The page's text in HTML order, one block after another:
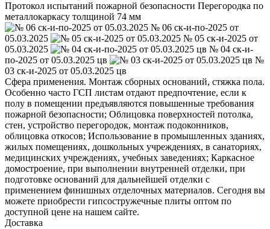
Протокол испытаний пожарной безопасности Перегородка по
металлокаркасу толщиной 74 мм
№ 06 ск-и-по-2025 от
05.03.2025
№ 05 ск-и-2025 от
05.03.2025
№ 04 ск-и-
по-2025 от 05.03.2025 цв
№
03 ск-и-2025 от 05.03.2025 цв
Сфера применения. Монтаж сборных оснований, стяжка пола.
Особенно часто ГСП листам отдают предпочтение, если к
полу в помещении предъявляются повышенные требования
пожарной безопасности; Облицовка поверхностей потолка,
стен, устройство перегородок, монтаж подоконников,
облицовка откосов; Использование в промышленных зданиях,
жилых помещениях, дошкольных учреждениях, в санаториях,
медицинских учреждениях, учебных заведениях; Каркасное
домостроение, при выполнении внутренней отделки, при
подготовке оснований для дальнейшей отделки с
применением финишных отделочных материалов. Сегодня вы
можете приобрести гипсостружечные плиты оптом по
доступной цене на нашем сайте.
Доставка